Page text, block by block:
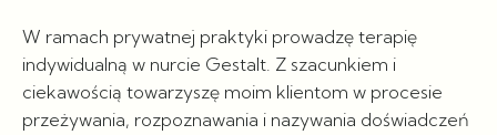
W ramach prywatnej praktyki prowadzę terapię
indywidualną w nurcie Gestalt. Z szacunkiem i
ciekawością towarzyszę moim klientom w procesie
przeżywania, rozpoznawania i nazywania doświadczeń